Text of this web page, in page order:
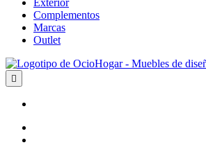
Complementos
Marcas
Outlet
